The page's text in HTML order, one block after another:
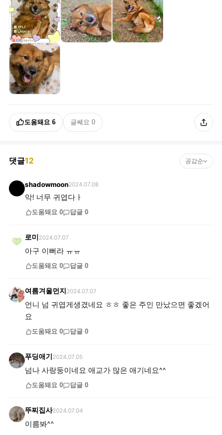
도움돼요 6 글쎄요 0
댓글12 공감순
shadowmoon2024.07.08
악! 너무 귀엽다ㅏ
도움돼요 0 답글 0
로미 2024.07.07
아구 이뻐라 ㅠㅠ
도움돼요 0 답글 0
여름겨울먼지 2024.07.07
언니 넘 귀엽게생겼네요 ㅎㅎ 좋은 주인 만났으면 좋겠어
요
도움돼요 0 답글 0
푸딩애기 2024.07.05
넘나 사랑둥이네요 애교가 많은 애기네요^^
도움돼요 0 답글 0
뚜찌집사2024.07.04